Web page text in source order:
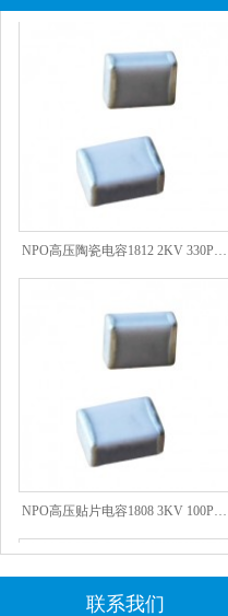
NPO高压陶瓷电容1812 2KV 330PF 5%精度
NPO高压贴片电容1808 3KV 100PF J
联系我们